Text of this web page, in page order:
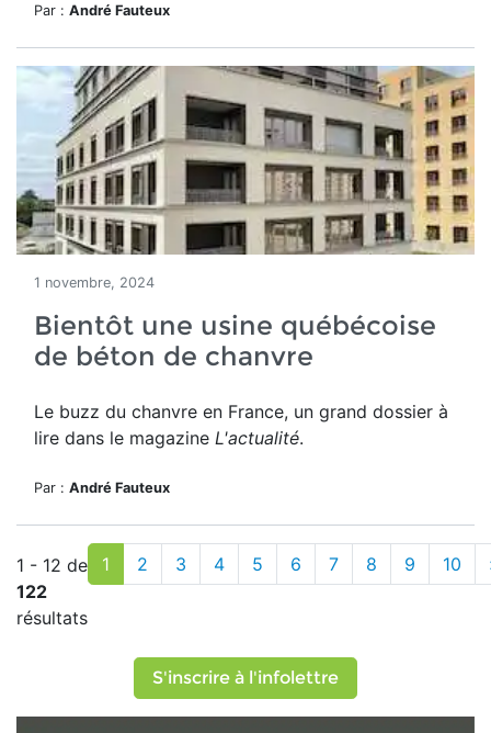
Par : André Fauteux
1 novembre, 2024
Bientôt une usine québécoise
de béton de chanvre
Le buzz du chanvre en France, un grand dossier à
lire dans le magazine L'actualité.
Par : André Fauteux
1 - 12 de
122
résultats
1 2 3 4 5 6 7 8 9 10
S'inscrire à l'infolettre